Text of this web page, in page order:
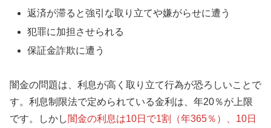
返済が滞ると強引な取り立てや嫌がらせに遭う
犯罪に加担させられる
保証金詐欺に遭う
闇金の問題は、利息が高く取り立て行為が恐ろしいことで
す。利息制限法で定められている金利は、年20％が上限
です。しかし闇金の利息は10日で1割（年365％）、10日